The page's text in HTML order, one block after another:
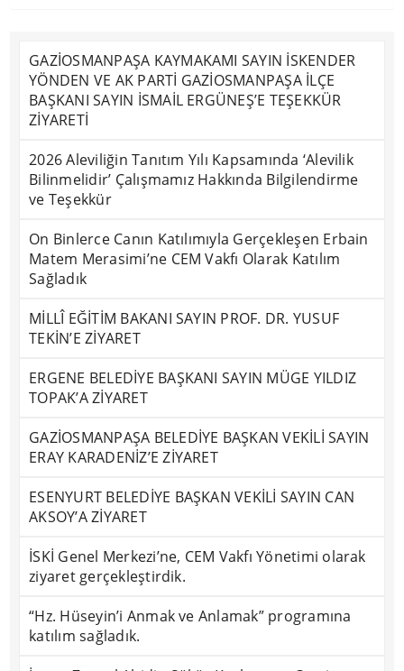
GAZİOSMANPAŞA KAYMAKAMI SAYIN İSKENDER
YÖNDEN VE AK PARTİ GAZİOSMANPAŞA İLÇE
BAŞKANI SAYIN İSMAİL ERGÜNEŞ’E TEŞEKKÜR
ZİYARETİ
2026 Aleviliğin Tanıtım Yılı Kapsamında ‘Alevilik
Bilinmelidir’ Çalışmamız Hakkında Bilgilendirme
ve Teşekkür
On Binlerce Canın Katılımıyla Gerçekleşen Erbain
Matem Merasimi’ne CEM Vakfı Olarak Katılım
Sağladık
MİLLÎ EĞİTİM BAKANI SAYIN PROF. DR. YUSUF
TEKİN’E ZİYARET
ERGENE BELEDİYE BAŞKANI SAYIN MÜGE YILDIZ
TOPAK’A ZİYARET
GAZİOSMANPAŞA BELEDİYE BAŞKAN VEKİLİ SAYIN
ERAY KARADENİZ’E ZİYARET
ESENYURT BELEDİYE BAŞKAN VEKİLİ SAYIN CAN
AKSOY’A ZİYARET
İSKİ Genel Merkezi’ne, CEM Vakfı Yönetimi olarak
ziyaret gerçekleştirdik.
“Hz. Hüseyin’i Anmak ve Anlamak” programına
katılım sağladık.